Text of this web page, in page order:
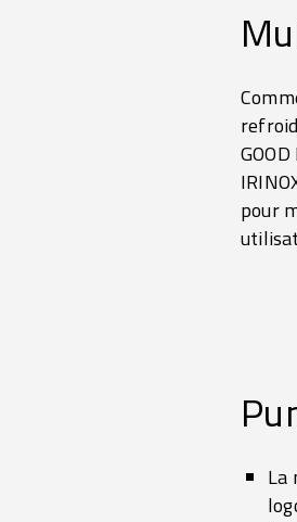
pour
La